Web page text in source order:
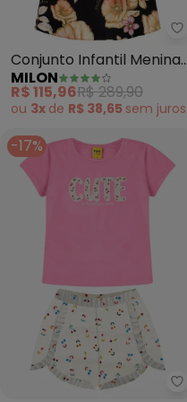
Conjunto Infantil Menina
Flores (Off White)
MILON
R$ 115,96R$ 289,90
ou 3x de R$ 38,65 sem juros
-17%